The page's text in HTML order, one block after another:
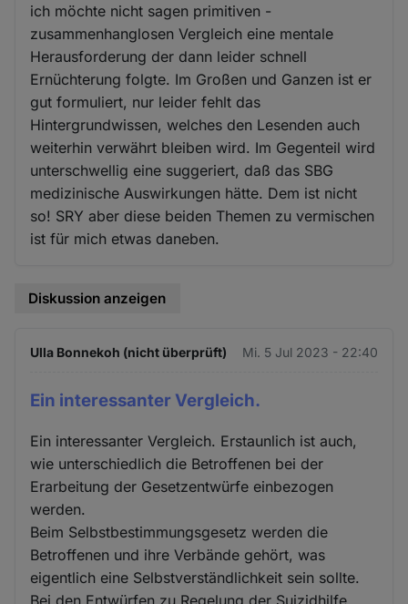
ich möchte nicht sagen primitiven -
zusammenhanglosen Vergleich eine mentale
Herausforderung der dann leider schnell
Ernüchterung folgte. Im Großen und Ganzen ist er
gut formuliert, nur leider fehlt das
Hintergrundwissen, welches den Lesenden auch
weiterhin verwährt bleiben wird. Im Gegenteil wird
unterschwellig eine suggeriert, daß das SBG
medizinische Auswirkungen hätte. Dem ist nicht
so! SRY aber diese beiden Themen zu vermischen
ist für mich etwas daneben.
Diskussion anzeigen
Ulla Bonnekoh (nicht überprüft) Mi. 5 Jul 2023 - 22:40
Ein interessanter Vergleich.
Ein interessanter Vergleich. Erstaunlich ist auch,
wie unterschiedlich die Betroffenen bei der
Erarbeitung der Gesetzentwürfe einbezogen
werden.
Beim Selbstbestimmungsgesetz werden die
Betroffenen und ihre Verbände gehört, was
eigentlich eine Selbstverständlichkeit sein sollte.